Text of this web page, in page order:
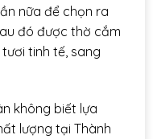
nữa để chọn ra
đó được thờ cắm
tinh tế, sang
không biết lựa
lượng tại Thành